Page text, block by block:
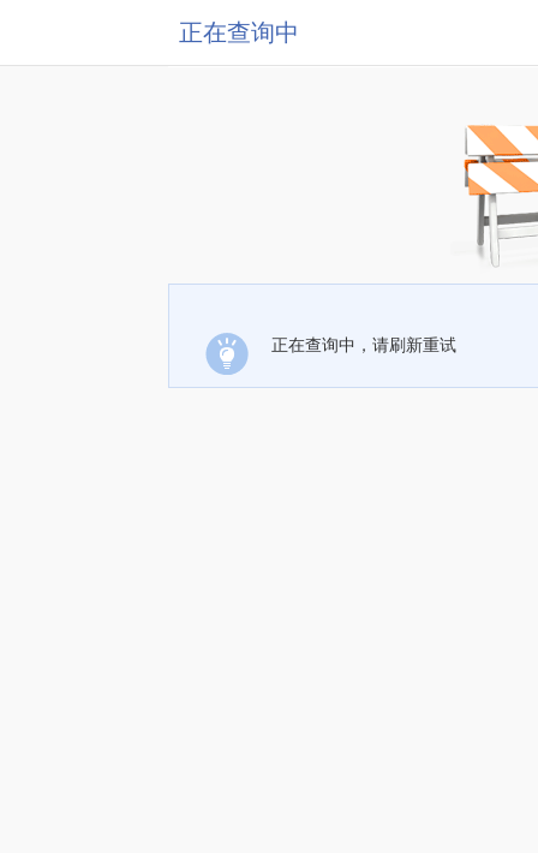
正在查询中
正在查询中，请刷新重试